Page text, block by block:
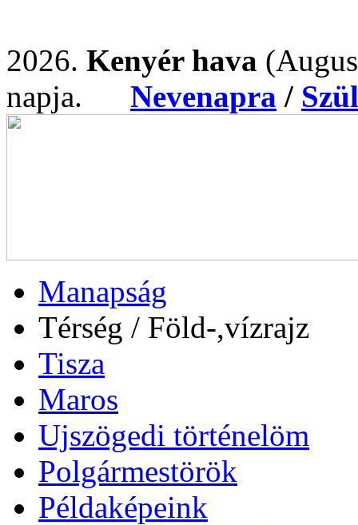
2026. Kenyér hava
napja. Nevenapra /
Manapság
Térség / Föld-,vízrajz
Tisza
Maros
Ujszögedi történelöm
Polgármestörök
Példaképeink